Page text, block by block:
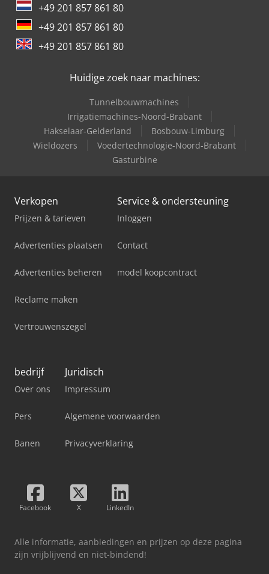
Knikmops Km 90 Te
Knikmops Wiellader 20 Ton Kniklader
+49 201 857 861 80
+49 201 857 861 80
+49 201 857 861 80
Huidige zoek naar machines:
Tunnelbouwmachines
Irrigatiemachines-Noord-Brabant
Hakselaar-Gelderland
Bosbouw-Limburg
Wieldozers
Voedertechnologie-Noord-Brabant
Gasturbine
Verkopen
Prijzen & tarieven
Advertenties plaatsen
Advertenties beheren
Reclame maken
Vertrouwenszegel
Service & ondersteuning
Inloggen
Contact
model koopcontract
bedrijf
Over ons
Pers
Banen
Juridisch
Impressum
Algemene voorwaarden
Privacyverklaring
Facebook X LinkedIn
Alle informatie, aanbiedingen en prijzen op deze pagina
zijn vrijblijvend en niet-bindend!